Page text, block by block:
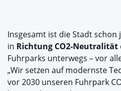
Insgesamt ist die Stadt
in Richtung CO2-Neutralität
Fuhrparks unterwegs – vor
„Wir setzen auf modernste
vor 2030 unseren Fuhrpark